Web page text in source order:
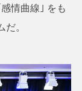
情曲線｣ をも
。